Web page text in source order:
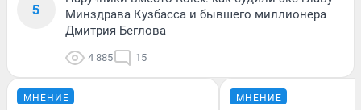
5
Минздрава Кузбасса и бывшего миллионера
Дмитрия Беглова
4 885 15
МНЕНИЕ МНЕНИЕ